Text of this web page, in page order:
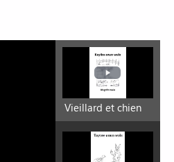
Vieillard et chien